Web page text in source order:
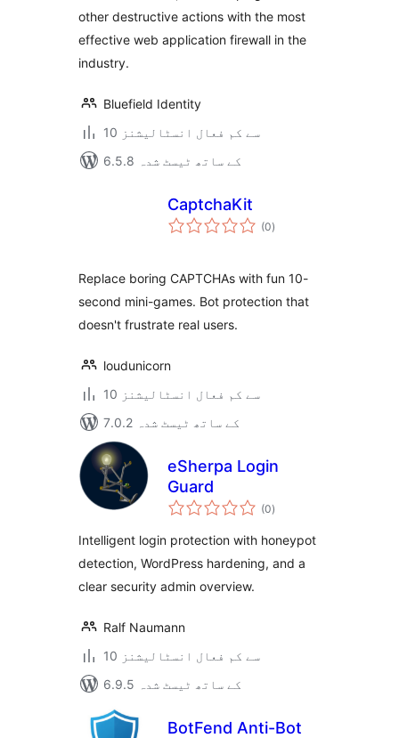
other destructive actions with the most
effective web application firewall in the
industry.
Bluefield Identity
10 سے کم فعال انسٹالیشنز
6.5.8 کے ساتھ ٹیسٹ شدہ
CaptchaKit
(0مجموعی
درجہ
)
Replace boring CAPTCHAs with fun 10-
second mini-games. Bot protection that
doesn't frustrate real users.
loudunicorn
10 سے کم فعال انسٹالیشنز
7.0.2 کے ساتھ ٹیسٹ شدہ
eSherpa Login
Guard
(0مجموعی
درجہ
)
Intelligent login protection with honeypot
detection, WordPress hardening, and a
clear security admin overview.
Ralf Naumann
10 سے کم فعال انسٹالیشنز
6.9.5 کے ساتھ ٹیسٹ شدہ
BotFend Anti-Bot